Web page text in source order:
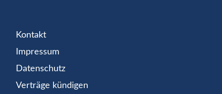
Kontakt
Impressum
Datenschutz
Verträge kündigen